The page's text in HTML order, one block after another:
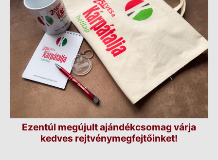
Ezentúl megújult ajándékcsomag várja
kedves rejtvénymegfejtőinket!